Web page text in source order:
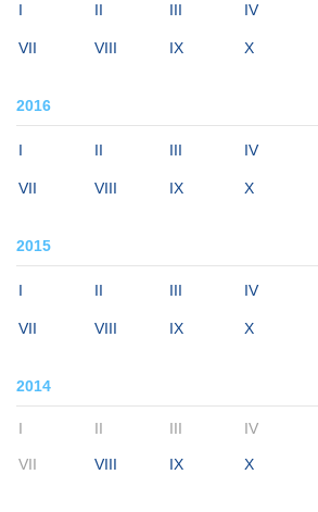
I II III IV
VII VIII IX X
2016
I II III IV
VII VIII IX X
2015
I II III IV
VII VIII IX X
2014
I II III IV
VII VIII IX X